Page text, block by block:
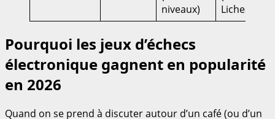
niveaux)
Lichess)
Pourquoi les jeux d’échecs
électronique gagnent en popularité
en 2026
Quand on se prend à discuter autour d’un café (ou d’un